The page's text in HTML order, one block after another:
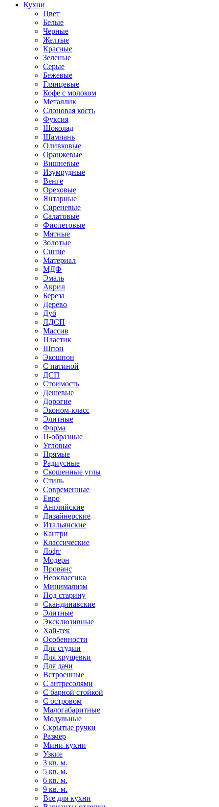
Кухни
Цвет
Белые
Черные
Желтые
Красные
Зеленые
Серые
Бежевые
Глянцевые
Кофе с молоком
Металлик
Слоновая кость
Фуксия
Шоколад
Шампань
Оливковые
Оранжевые
Вишневые
Изумрудные
Венге
Ореховые
Янтарные
Сиреневые
Салатовые
Фиолетовые
Мятные
Золотые
Синие
Материал
МДФ
Эмаль
Акрил
Береза
Дерево
Дуб
ЛДСП
Массив
Пластик
Шпон
Экошпон
С патиной
ДСП
Стоимость
Дешевые
Дорогие
Эконом-класс
Элитные
Форма
П-образные
Угловые
Прямые
Радиусные
Скошенные углы
Стиль
Современные
Евро
Английские
Дизайнерские
Итальянские
Кантри
Классические
Лофт
Модерн
Прованс
Неоклассика
Минимализм
Под старину
Скандинавские
Элитные
Эксклюзивные
Хай-тек
Особенности
Для студии
Для хрущевки
Для дачи
Встроенные
С антресолями
С барной стойкой
С островом
Малогабаритные
Модульные
Скрытые ручки
Размер
Мини-кухни
Узкие
3 кв. м.
5 кв. м.
6 кв. м.
9 кв. м.
Все для кухни